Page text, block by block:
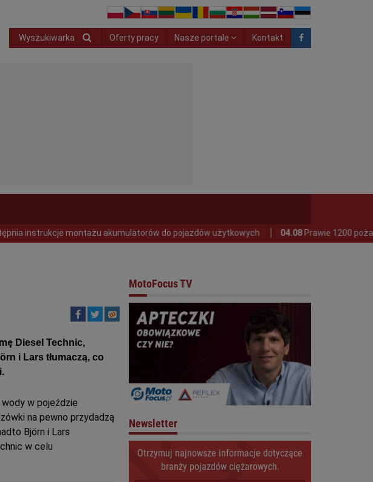
Wyszukiwarka Oferty pracy Nasze portale Kontakt
montażu akumulatorów do pojazdów użytkowych 04.08Prawie 1200 pożarów
Diesel Technic,
i Lars tłumaczą, co
wody w pojeździe
na pewno przydadzą
Björn i Lars
w celu
MotoFocus TV
Newsletter
Otrzymuj najnowsze informacje dotyczące
branży pojazdów ciężarowych.